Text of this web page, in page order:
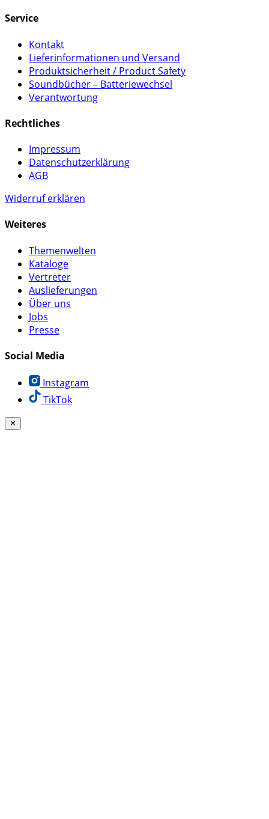
Service
Kontakt
Lieferinformationen und Versand
Produktsicherheit / Product Safety
Soundbücher – Batteriewechsel
Verantwortung
Rechtliches
Impressum
Datenschutzerklärung
AGB
Widerruf erklären
Weiteres
Themenwelten
Kataloge
Vertreter
Auslieferungen
Über uns
Jobs
Presse
Social Media
Instagram
TikTok
✕